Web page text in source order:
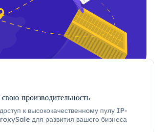
производительность
к высококачественному пулу IP-
для развития вашего бизнеса